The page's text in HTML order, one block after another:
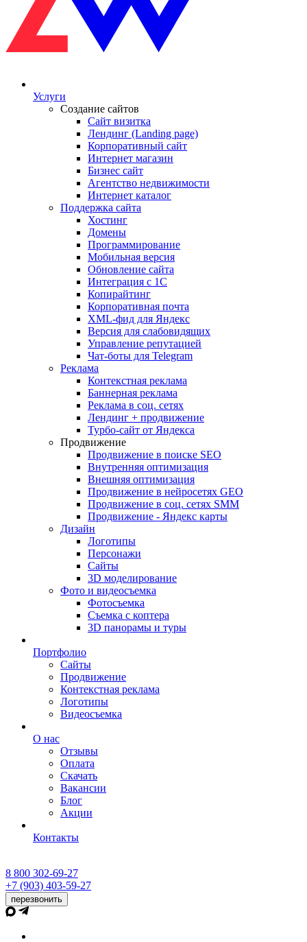
Услуги
Создание сайтов
Сайт визитка
Лендинг (Landing page)
Корпоративный сайт
Интернет магазин
Бизнес сайт
Агентство недвижимости
Интернет каталог
Поддержка сайта
Хостинг
Домены
Программирование
Мобильная версия
Обновление сайта
Интеграция с 1С
Копирайтинг
Корпоративная почта
XML-фид для Яндекс
Версия для слабовидящих
Управление репутацией
Чат-боты для Telegram
Реклама
Контекстная реклама
Баннерная реклама
Реклама в соц. сетях
Лендинг + продвижение
Турбо-сайт от Яндекса
Продвижение
Продвижение в поиске SEO
Внутренняя оптимизация
Внешняя оптимизация
Продвижение в нейросетях GEO
Продвижение в соц. сетях SMM
Продвижение - Яндекс карты
Дизайн
Логотипы
Персонажи
Сайты
3D моделирование
Фото и видеосъемка
Фотосъемка
Съемка с коптера
3D панорамы и туры
Портфолио
Сайты
Продвижение
Контекстная реклама
Логотипы
Видеосъемка
О нас
Отзывы
Оплата
Скачать
Вакансии
Блог
Акции
Контакты
8 800 302-69-27
+7 (903) 403-59-27
перезвонить